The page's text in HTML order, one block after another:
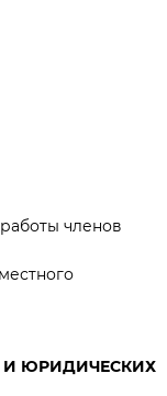
членов
И ЮРИДИЧЕСКИХ